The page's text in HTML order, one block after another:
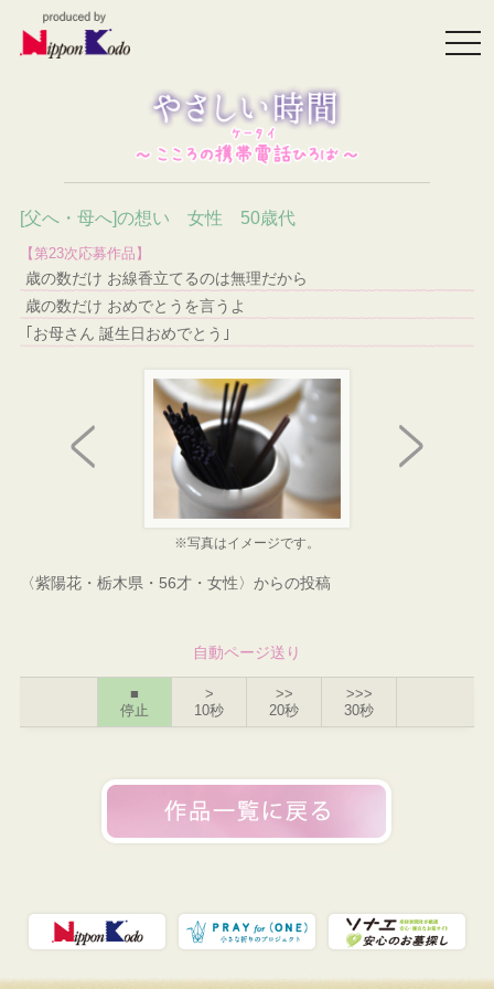
[父へ・母へ]の想い 女性 50歳代
【第23次応募作品】
歳の数だけ お線香立てるのは無理だから
歳の数だけ おめでとうを言うよ
｢お母さん 誕生日おめでとう｣
※写真はイメージです。
〈紫陽花・栃木県・56才・女性〉からの投稿
自動ページ送り
■
停止
>
10秒
>>
20秒
>>>
30秒